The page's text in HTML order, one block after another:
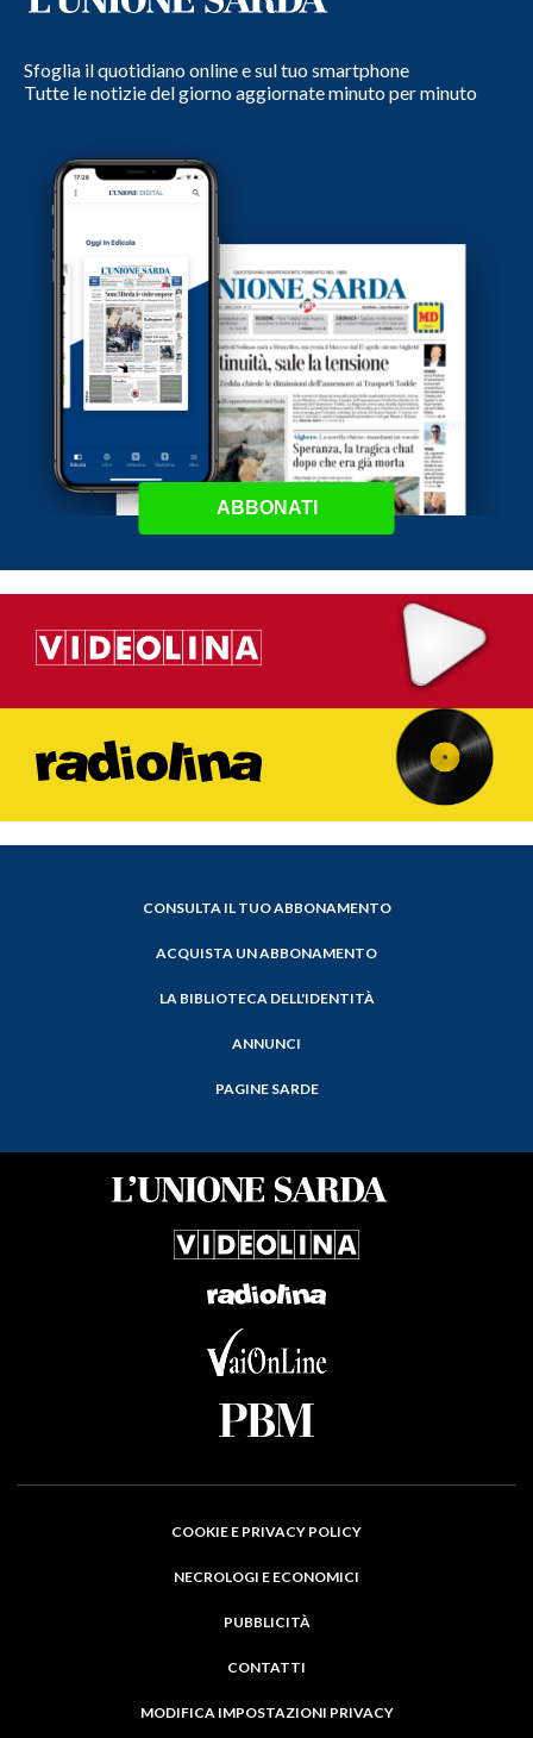
Sfoglia il quotidiano online e sul tuo smartphone
Tutte le notizie del giorno aggiornate minuto per minuto
ABBONATI
CONSULTA IL TUO ABBONAMENTO
ACQUISTA UN ABBONAMENTO
LA BIBLIOTECA DELL'IDENTITÀ
ANNUNCI
PAGINE SARDE
COOKIE E PRIVACY POLICY
NECROLOGI E ECONOMICI
PUBBLICITÀ
CONTATTI
MODIFICA IMPOSTAZIONI PRIVACY